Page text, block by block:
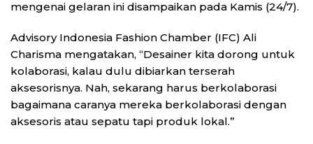
mengenai gelaran ini disampaikan pada Kamis (24/7).
Advisory Indonesia Fashion Chamber (IFC) Ali
Charisma mengatakan, “Desainer kita dorong untuk
kolaborasi, kalau dulu dibiarkan terserah
aksesorisnya. Nah, sekarang harus berkolaborasi
bagaimana caranya mereka berkolaborasi dengan
aksesoris atau sepatu tapi produk lokal.”